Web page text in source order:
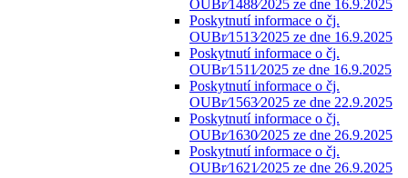
OUBr⁄1488⁄2025 ze dne 16.9.2025
Poskytnutí informace o čj.
OUBr⁄1513⁄2025 ze dne 16.9.2025
Poskytnutí informace o čj.
OUBr⁄1511⁄2025 ze dne 16.9.2025
Poskytnutí informace o čj.
OUBr⁄1563⁄2025 ze dne 22.9.2025
Poskytnutí informace o čj.
OUBr⁄1630⁄2025 ze dne 26.9.2025
Poskytnutí informace o čj.
OUBr⁄1621⁄2025 ze dne 26.9.2025